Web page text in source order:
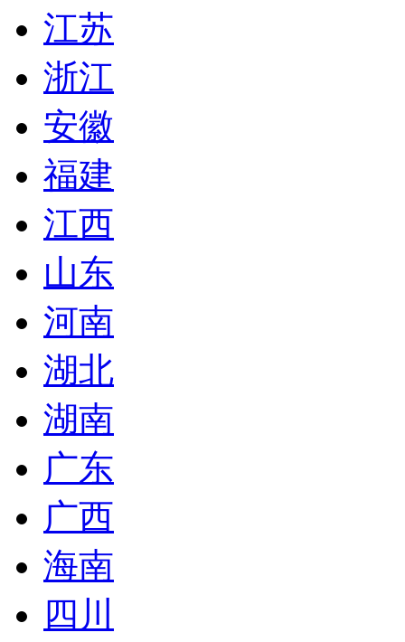
江苏
浙江
安徽
福建
江西
山东
河南
湖北
湖南
广东
广西
海南
四川